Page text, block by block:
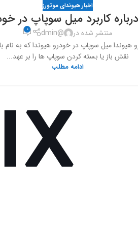
اخبار هیوندای موتورز
کاربرد میل سوپاپ در
منتشر شده در @dmin
0
میل سوپاپ در خودرو هیوندا که به نام
نقش باز یا بسته کردن سوپاپ ها را بر عهد...
ادامه مطلب